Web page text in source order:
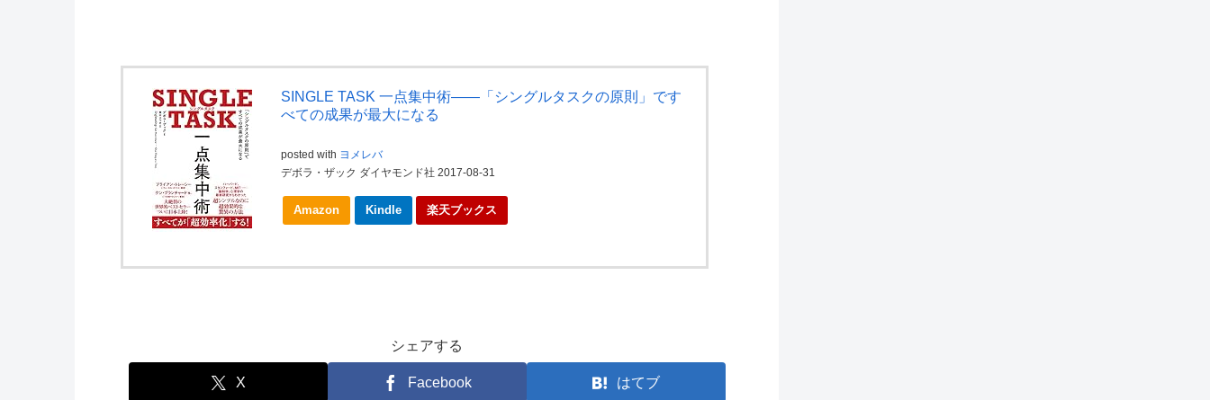
SINGLE TASK 一点集中術――「シングルタスクの原則」です
べての成果が最大になる
posted with ヨメレバ
デボラ・ザック ダイヤモンド社 2017-08-31
Amazon Kindle 楽天ブックス
シェアする
X Facebook はてブ